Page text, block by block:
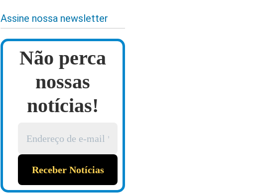
Assine nossa newsletter
Não perca
nossas
notícias!